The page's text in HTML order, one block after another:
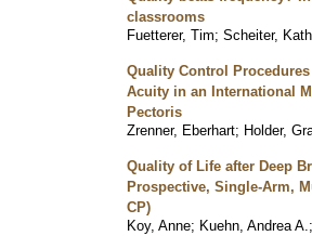
classrooms
Fuetterer, Tim; Scheiter,
Quality Control
Acuity in an International
Pectoris
Zrenner, Eberhart; Holder,
Quality of Life after Deep
Prospective, Single-Arm,
CP)
Koy, Anne; Kuehn, Andrea A.